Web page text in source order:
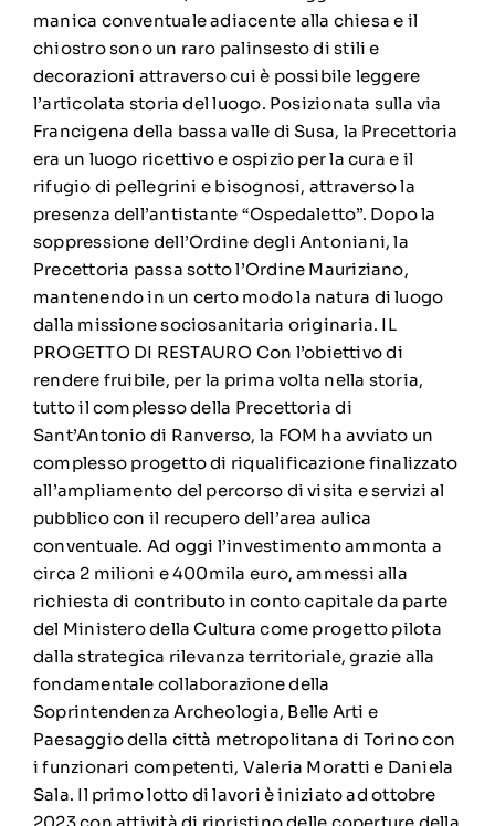
manica conventuale adiacente alla chiesa e il
chiostro sono un raro palinsesto di stili e
decorazioni attraverso cui è possibile leggere
l’articolata storia del luogo. Posizionata sulla via
Francigena della bassa valle di Susa, la Precettoria
era un luogo ricettivo e ospizio per la cura e il
rifugio di pellegrini e bisognosi, attraverso la
presenza dell’antistante “Ospedaletto”. Dopo la
soppressione dell’Ordine degli Antoniani, la
Precettoria passa sotto l’Ordine Mauriziano,
mantenendo in un certo modo la natura di luogo
dalla missione sociosanitaria originaria. IL
PROGETTO DI RESTAURO Con l’obiettivo di
rendere fruibile, per la prima volta nella storia,
tutto il complesso della Precettoria di
Sant’Antonio di Ranverso, la FOM ha avviato un
complesso progetto di riqualificazione finalizzato
all’ampliamento del percorso di visita e servizi al
pubblico con il recupero dell’area aulica
conventuale. Ad oggi l’investimento ammonta a
circa 2 milioni e 400mila euro, ammessi alla
richiesta di contributo in conto capitale da parte
del Ministero della Cultura come progetto pilota
dalla strategica rilevanza territoriale, grazie alla
fondamentale collaborazione della
Soprintendenza Archeologia, Belle Arti e
Paesaggio della città metropolitana di Torino con
i funzionari competenti, Valeria Moratti e Daniela
Sala. Il primo lotto di lavori è iniziato ad ottobre